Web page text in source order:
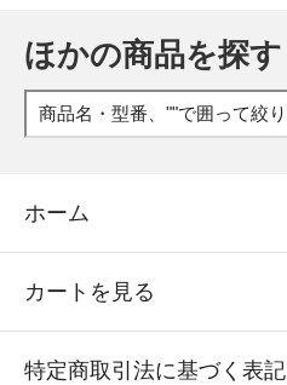
ほかの商品を探す
ホーム
カートを見る
特定商取引法に基づく表記